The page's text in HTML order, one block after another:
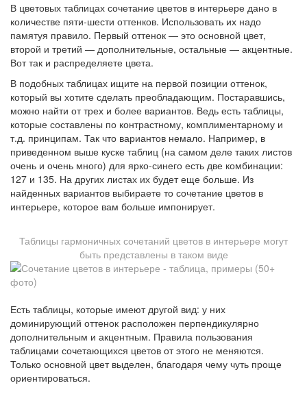
В цветовых таблицах сочетание цветов в интерьере дано в
количестве пяти-шести оттенков. Использовать их надо
памятуя правило. Первый оттенок — это основной цвет,
второй и третий — дополнительные, остальные — акцентные.
Вот так и распределяете цвета.
В подобных таблицах ищите на первой позиции оттенок,
который вы хотите сделать преобладающим. Постаравшись,
можно найти от трех и более вариантов. Ведь есть таблицы,
которые составлены по контрастному, комплиментарному и
т.д. принципам. Так что вариантов немало. Например, в
приведенном выше куске таблиц (на самом деле таких листов
очень и очень много) для ярко-синего есть две комбинации:
127 и 135. На других листах их будет еще больше. Из
найденных вариантов выбираете то сочетание цветов в
интерьере, которое вам больше импонирует.
Таблицы гармоничных сочетаний цветов в интерьере могут
быть представлены в таком виде
Есть таблицы, которые имеют другой вид: у них
доминирующий оттенок расположен перпендикулярно
дополнительным и акцентным. Правила пользования
таблицами сочетающихся цветов от этого не меняются.
Только основной цвет выделен, благодаря чему чуть проще
ориентироваться.